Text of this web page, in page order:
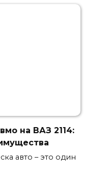
на ВАЗ 2114:
авто – это один